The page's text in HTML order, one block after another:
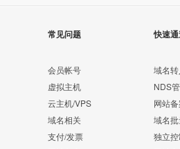
常见问题
会员帐号
虚拟主机
云主机/VPS
域名相关
支付/发票
快速
域名转
NDS
网站
域名
独立